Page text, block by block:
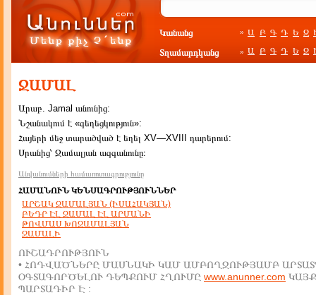
Կանանց » Ա Բ Գ Դ Ե Զ
Տղամարդկանց » Ա Բ Գ Դ Ե Զ
ՋԱՄԱԼ
Արաբ. Jamal անունից:
Նշանակում է «գեղեցկություն»:
Հայերի մեջ տարածված է եղել XV—XVIII դարերում:
Սրանից՝ Ջամալյան ազգանունը։
Անվանումների համառոտագրությունը
ՀԱՄԱՆՈՒՆ ԿԵՆՍԱԳՐՈՒԹՅՈՒՆՆԵՐ
ԱՐՇԱԿ ՋԱՄԱԼՅԱՆ (ԻՍԱՀԱԿՅԱՆ)
ԲԵԴՐ ԷԼ ՋԱՄԱԼ ԷԼ ԱՐՄԱՆԻ
ԹՈՎՄԱՍ ԽՈՋԱՄԱԼՅԱՆ
ՋԱՄԱԼԻ
ՈՒՇԱԴՐՈՒԹՅՈՒՆ
• ՀՈԴՎԱԾՆԵՐԸ ՄԱՍՆԱԿԻ ԿԱՄ ԱՄԲՈՂՋՈՒԹՅԱՄԲ
ՕԳՏԱԳՈՐԾԵԼՈՒ ԴԵՊՔՈՒՄ ՀՂՈՒՄԸ www.anunner.com
ՊԱՐՏԱԴԻՐ Է :